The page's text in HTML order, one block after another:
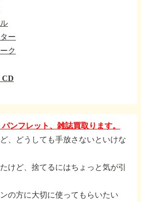
ー
ク
CD
ンフレット、雑誌買取ります。
、どうしても手放さないといけな
けど、捨てるにはちょっと気が引
の方に大切に使ってもらいたい